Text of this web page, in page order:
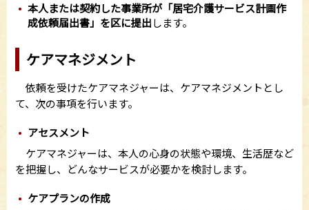
本人または契約した事業所が「居宅介護サービス計画作
成依頼届出書」を区に提出します。
ケアマネジメント
依頼を受けたケアマネジャーは、ケアマネジメントとし
て、次の事項を行います。
アセスメント
ケアマネジャーは、本人の心身の状態や環境、生活歴など
を把握し、どんなサービスが必要かを検討します。
ケアプランの作成